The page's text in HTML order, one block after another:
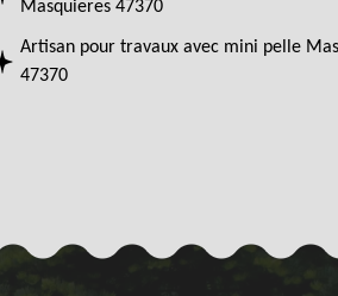
Masquieres 47370
Artisan pour travaux avec mini pelle
47370